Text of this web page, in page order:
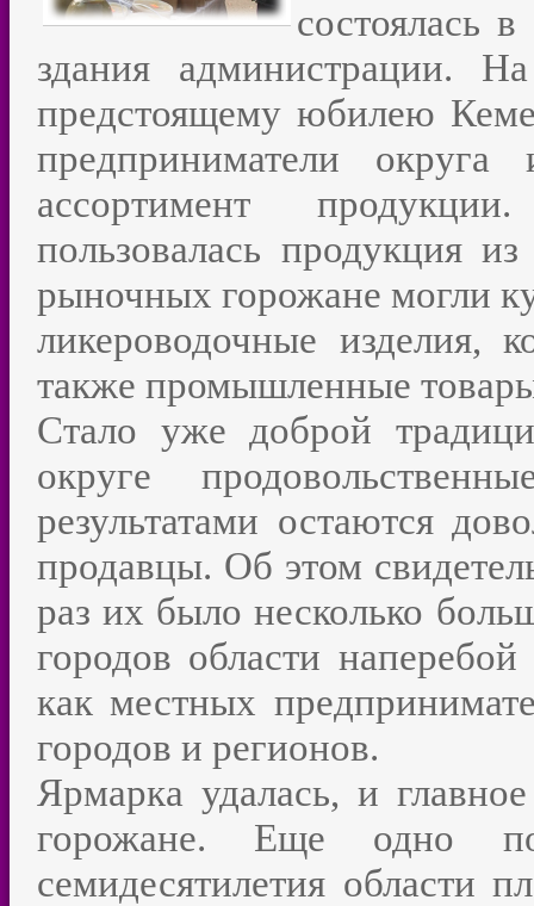
состоялась
здания администрации.
предстоящему юбилею
предприниматели
ассортимент
пользовалась продукция
рыночных горожане могли
ликероводочные изделия,
также промышленные
Стало уже доброй
округе
результатами остаются
продавцы. Об этом
раз их было несколько
городов области
как местных
городов и регионов.
Ярмарка удалась, и
горожане. Еще одно
семидесятилетия области